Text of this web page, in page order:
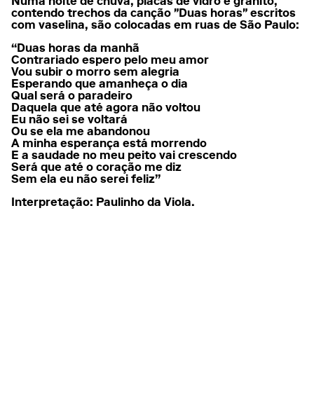
contendo trechos da canção "Duas horas" escritos
com vaselina, são colocadas em ruas de São Paulo:
“Duas horas da manhã
Contrariado espero pelo meu amor
Vou subir o morro sem alegria
Esperando que amanheça o dia
Qual será o paradeiro
Daquela que até agora não voltou
Eu não sei se voltará
Ou se ela me abandonou
A minha esperança está morrendo
E a saudade no meu peito vai crescendo
Será que até o coração me diz
Sem ela eu não serei feliz”
Interpretação: Paulinho da Viola.